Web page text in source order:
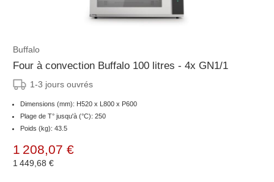
Buffalo
Four à convection Buffalo 100 litres - 4x GN1/1
1-3 jours ouvrés
Dimensions (mm): H520 x L800 x P600
Plage de T° jusqu'à (°C): 250
Poids (kg): 43.5
1 208,07 €
1 449,68 €